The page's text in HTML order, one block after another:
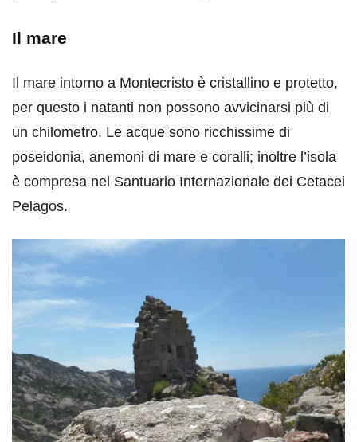
Il mare
Il mare intorno a Montecristo è cristallino e protetto,
per questo i natanti non possono avvicinarsi più di
un chilometro. Le acque sono ricchissime di
poseidonia, anemoni di mare e coralli; inoltre l’isola
è compresa nel Santuario Internazionale dei Cetacei
Pelagos.